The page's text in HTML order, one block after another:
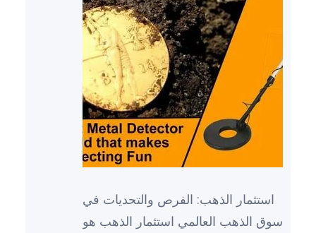
استثمار الذهب: الفرص والتحديات في
سوق الذهب العالمي استثمار الذهب هو